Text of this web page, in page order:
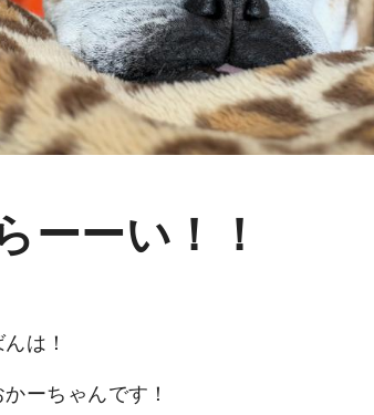
ーーい！！
は！
ーちゃんです！